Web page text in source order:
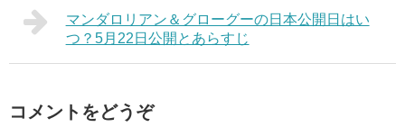
マンダロリアン＆グローグーの日本公開日はい
つ？5月22日公開とあらすじ
コメントをどうぞ